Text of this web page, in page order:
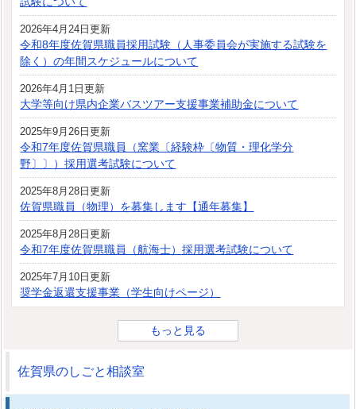
2026年4月24日更新
令和8年度佐賀県職員採用試験（人事委員会が実施する試験を
除く）の年間スケジュールについて
2026年4月1日更新
大学等向け県内企業バスツアー支援事業補助金について
2025年9月26日更新
令和7年度佐賀県職員（窯業〔経験枠〔物質・理化学分
野〕〕）採用選考試験について
2025年8月28日更新
佐賀県職員（物理）を募集します【通年募集】
2025年8月28日更新
令和7年度佐賀県職員（航海士）採用選考試験について
2025年7月10日更新
奨学金返還支援事業（学生向けページ）
もっと見る
佐賀県のしごと相談室